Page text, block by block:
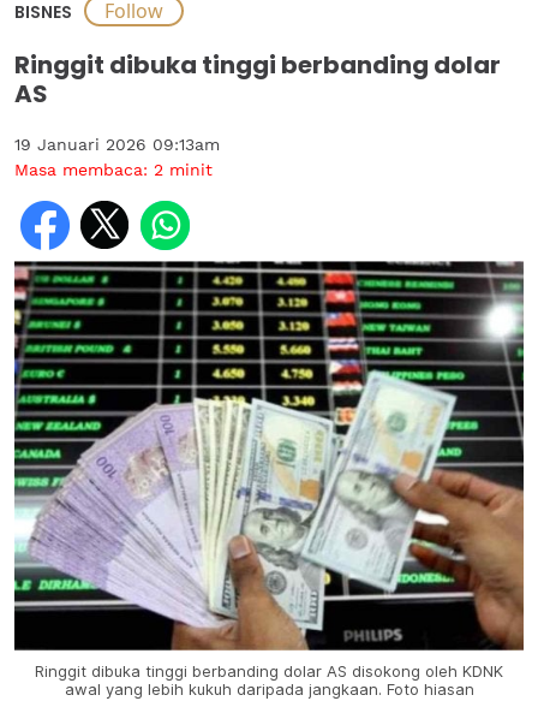
BISNES
Ringgit dibuka tinggi berbanding dolar
AS
19 Januari 2026 09:13am
Masa membaca: 2 minit
Ringgit dibuka tinggi berbanding dolar AS disokong oleh KDNK
awal yang lebih kukuh daripada jangkaan. Foto hiasan